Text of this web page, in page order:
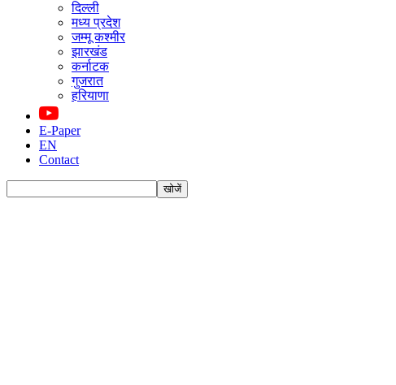
दिल्ली
मध्य प्रदेश
जम्मू कश्मीर
झारखंड
कर्नाटक
गुजरात
हरियाणा
E-Paper
EN
Contact